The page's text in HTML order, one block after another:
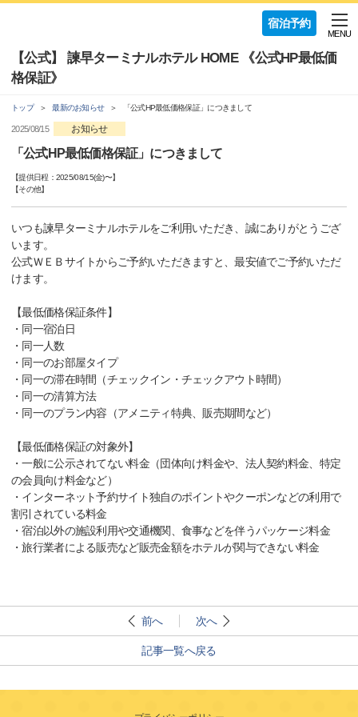
宿泊予約
【公式】 諫早ターミナルホテル HOME 《公式HP最低価
格保証》
MENU
トップ 最新のお知らせ 「公式HP最低価格保証」につきまして
2025/08/15 お知らせ
「公式HP最低価格保証」につきまして
【提供日程： 2025/08/15(金)〜】
【その他】
いつも諫早ターミナルホテルをご利用いただき、誠にありがとうござ
います。
公式ＷＥＢサイトからご予約いただきますと、最安値でご予約いただ
けます。
【最低価格保証条件】
・同一宿泊日
・同一人数
・同一のお部屋タイプ
・同一の滞在時間（チェックイン・チェックアウト時間）
・同一の清算方法
・同一のプラン内容（アメニティ特典、販売期間など）
【最低価格保証の対象外】
・一般に公示されてない料金（団体向け料金や、法人契約料金、特定
の会員向け料金など）
・インターネット予約サイト独自のポイントやクーポンなどの利用で
割引されている料金
・宿泊以外の施設利用や交通機関、食事などを伴うパッケージ料金
・旅行業者による販売など販売金額をホテルが関与できない料金
前へ 次へ
記事一覧へ戻る